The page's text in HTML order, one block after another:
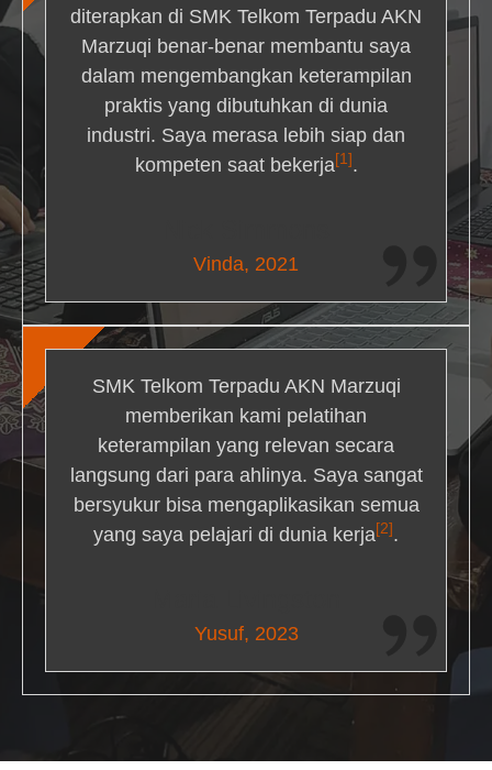
diterapkan di SMK Telkom Terpadu AKN
Marzuqi benar-benar membantu saya
dalam mengembangkan keterampilan
praktis yang dibutuhkan di dunia
industri. Saya merasa lebih siap dan
kompeten saat bekerja[1] .
Vinda, 2021
SMK Telkom Terpadu AKN Marzuqi
memberikan kami pelatihan
keterampilan yang relevan secara
langsung dari para ahlinya. Saya sangat
bersyukur bisa mengaplikasikan semua
yang saya pelajari di dunia kerja[2] .
Yusuf, 2023